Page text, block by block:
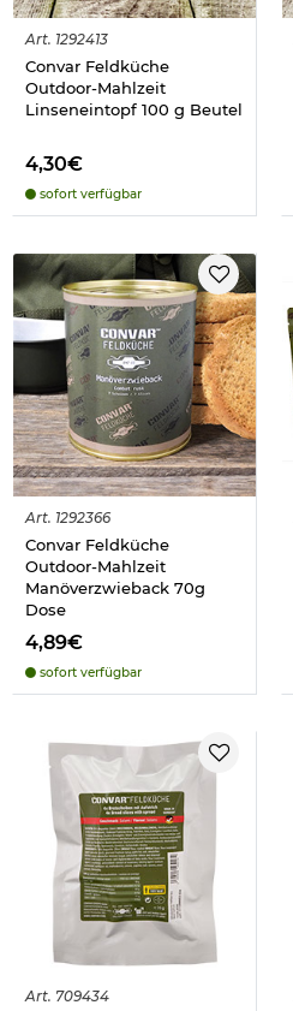
Art. 1292413
Convar Feldküche
Outdoor-Mahlzeit
Linseneintopf 100 g Beutel
4,30€
sofort verfügbar
Art. 1292366
Convar Feldküche
Outdoor-Mahlzeit
Manöverzwieback 70g
Dose
4,89€
sofort verfügbar
Art. 709434